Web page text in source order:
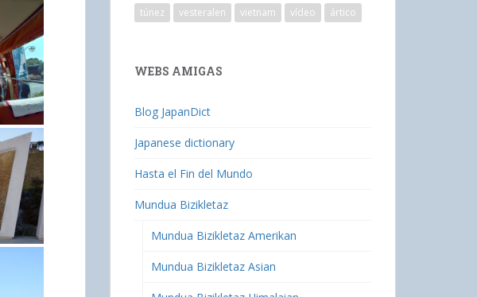
túnez
vesteralen vietnam vídeo ártico
WEBS AMIGAS
Blog JapanDict
Japanese dictionary
Hasta el Fin del Mundo
Mundua Bizikletaz
Mundua Bizikletaz Amerikan
Mundua Bizikletaz Asian